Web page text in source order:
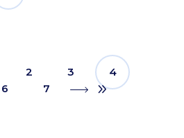
2 3
4
6 7